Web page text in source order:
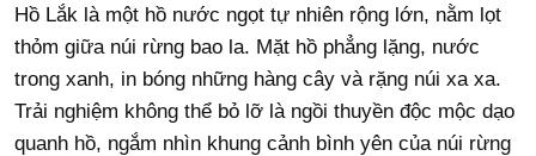
Hồ Lắk là một hồ nước ngọt tự nhiên rộng lớn, nằm lọt
thỏm giữa núi rừng bao la. Mặt hồ phẳng lặng, nước
trong xanh, in bóng những hàng cây và rặng núi xa xa.
Trải nghiệm không thể bỏ lỡ là ngồi thuyền độc mộc dạo
quanh hồ, ngắm nhìn khung cảnh bình yên của núi rừng